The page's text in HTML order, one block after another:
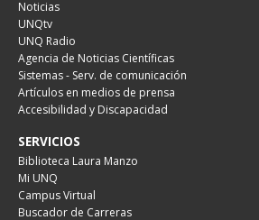
Noticias
UNQtv
UNQ Radio
Agencia de Noticias Científicas
Sistemas - Serv. de comunicación
Artículos en medios de prensa
Accesibilidad y Discapacidad
SERVICIOS
Biblioteca Laura Manzo
Mi UNQ
Campus Virtual
Buscador de Carreras